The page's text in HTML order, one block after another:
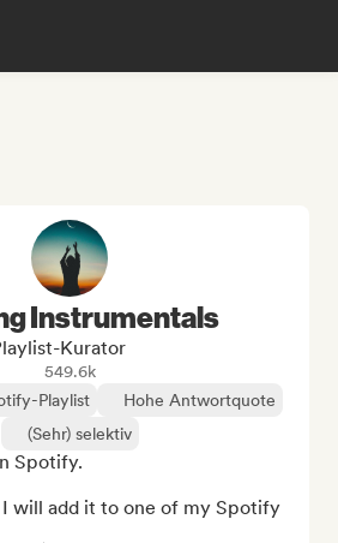
Instrumentals
Kurator
549.6k
Playlist
Hohe Antwortquote
(Sehr) selektiv
Spotify.
will add it to one of my Spotify